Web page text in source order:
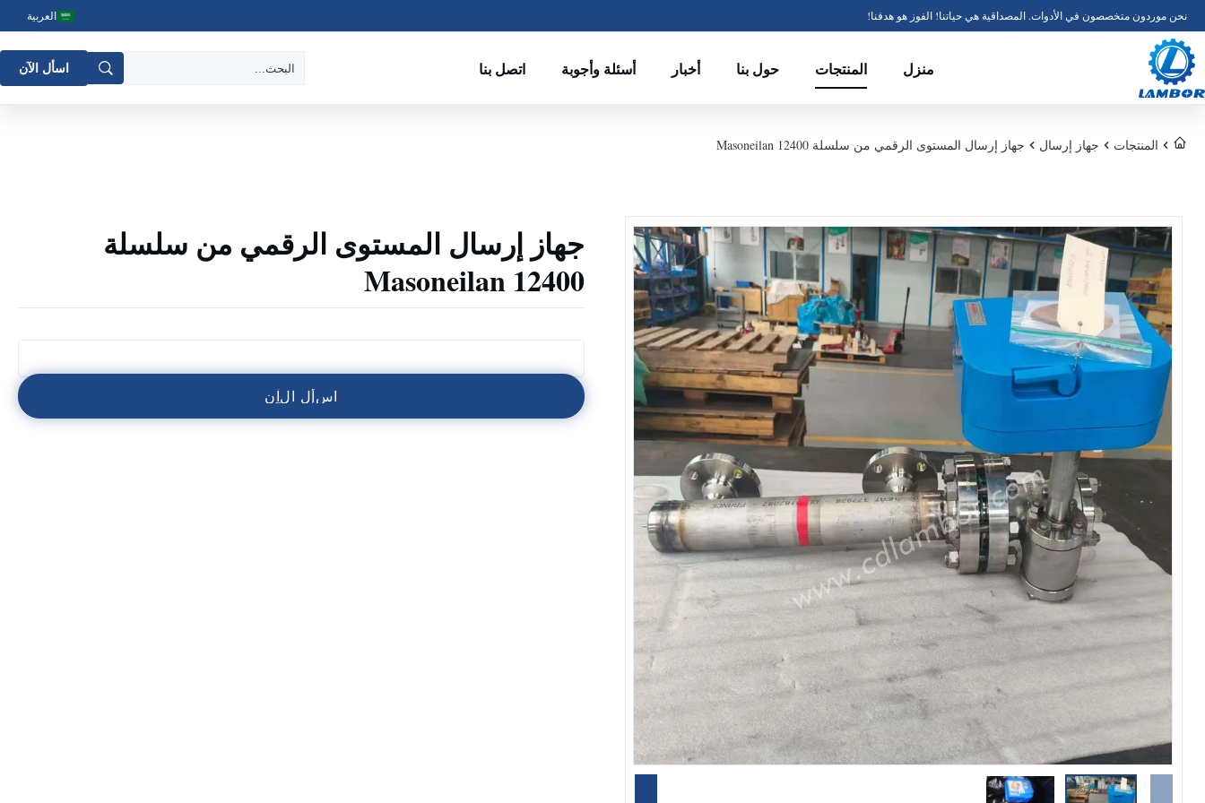
نحن موردون متخصصون في الأدوات. المصداقية هي حياتنا! الفوز هو هدفنا! العربية
منزل المنتجات حول بنا أخبار أسئلة وأجوبة اتصل بنا اسأل الآن
المنتجات جهاز إرسال جهاز إرسال المستوى الرقمي من سلسلة Masoneilan 12400
جهاز إرسال المستوى الرقمي من سلسلة
Masoneilan 12400
اسأل الآن